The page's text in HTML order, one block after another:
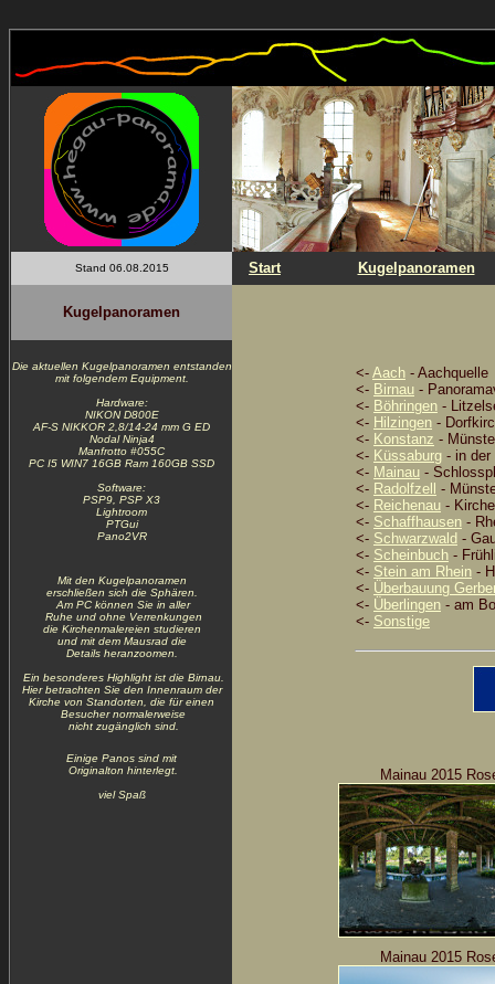
Stand 06.08.2015
Kugelpanoramen
Die aktuellen Kugelpanoramen entstanden
mit folgendem Equipment.
Hardware:
NIKON D800E
AF-S NIKKOR 2,8/14-24 mm G ED
Nodal Ninja4
Manfrotto #055C
PC I5 WIN7 16GB Ram 160GB SSD
Software:
PSP9, PSP X3
Lightroom
PTGui
Pano2VR
Mit den Kugelpanoramen
erschließen sich die Sphären.
Am PC können Sie in aller
Ruhe und ohne Verrenkungen
die Kirchenmalereien studieren
und mit dem Mausrad die
Details heranzoomen.
Ein besonderes Highlight ist die Birnau.
Hier betrachten Sie den Innenraum der
Kirche von Standorten, die für einen
Besucher normalerweise
nicht zugänglich sind.
Einige Panos sind mit
Originalton hinterlegt.
viel Spaß
Start Kugelpanoramen
<- Aach - Aachquelle
<- Birnau -
<- Böhringen -
<- Hilzingen -
<- Konstanz -
<- Küssaburg - in der
<- Mainau -
<- Radolfzell
-
<- Reichenau -
<- Schaffhausen -
<- Schwarzwald -
<- Scheinbuch -
<- Stein am Rhein -
<- Überbauung
<- Überlingen - am
<- Sonstige
Mainau 2015
Mainau 2015